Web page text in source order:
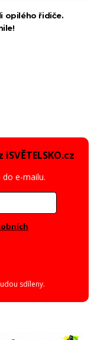
opilého řidiče.
e-mailu.
sdíleny.